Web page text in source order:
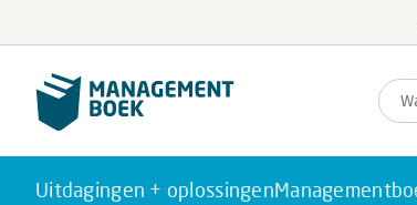
Uitdagingen + oplossingen